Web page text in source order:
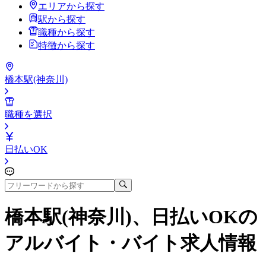
エリアから探す
駅から探す
職種から探す
特徴から探す
橋本駅(神奈川)
職種を選択
日払いOK
橋本駅(神奈川)、日払いOKの
アルバイト・バイト求人情報